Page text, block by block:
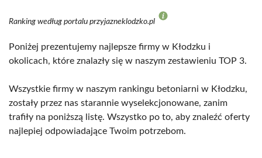
Ranking według portalu przyjazneklodzko.pl
Poniżej prezentujemy najlepsze firmy w Kłodzku i
okolicach, które znalazły się w naszym zestawieniu TOP 3.
Wszystkie firmy w naszym rankingu betoniarni w Kłodzku,
zostały przez nas starannie wyselekcjonowane, zanim
trafiły na poniższą listę. Wszystko po to, aby znaleźć oferty
najlepiej odpowiadające Twoim potrzebom.